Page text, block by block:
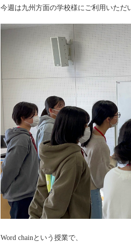
今週は九州方面の学校様にご利用いた
Word chainという授業で、